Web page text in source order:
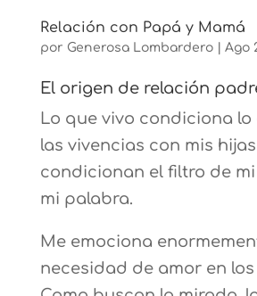
Relación con Papá y Mamá
por Generosa Lombardero| Ago
El origen de relación
Lo que vivo condiciona
las vivencias con mis hijas
condicionan el filtro de
mi palabra.
Me emociona
necesidad de amor en los